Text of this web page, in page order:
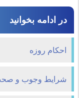
در ادامه بخوانید
احکام روزه
شرایط وجوب و